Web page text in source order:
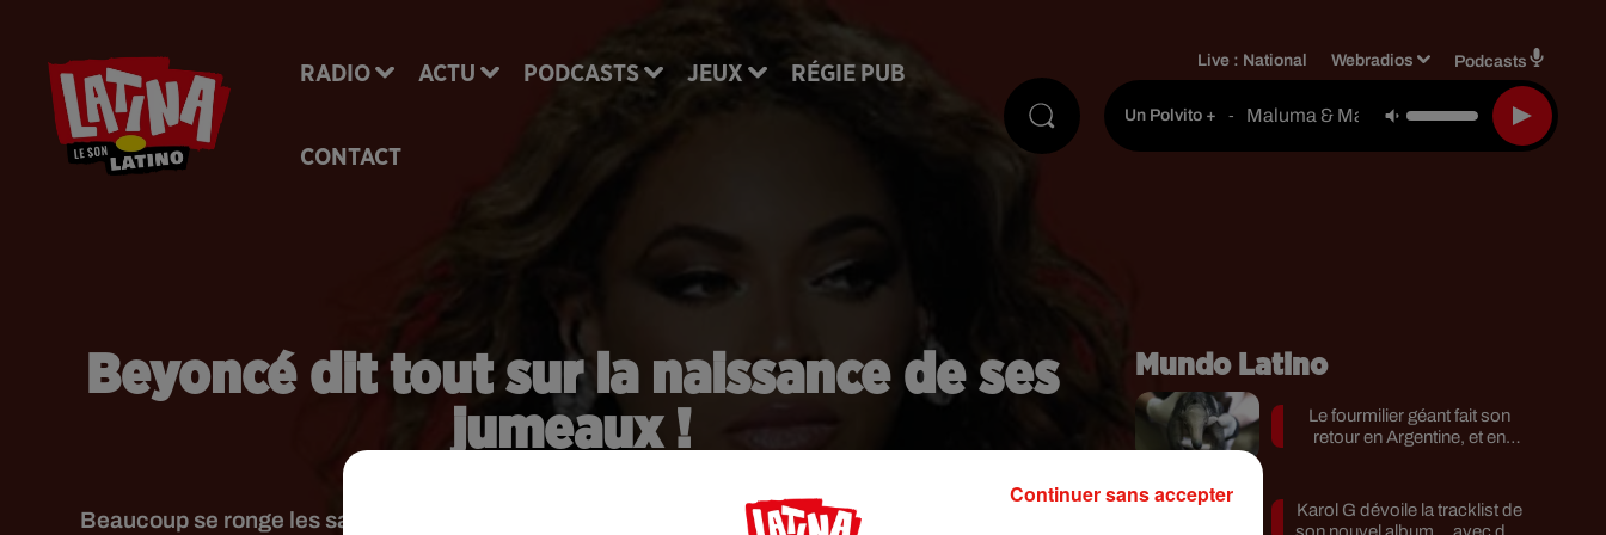
RADIO ACTU PODCASTS JEUX RÉGIE PUB
CONTACT
Live : National Webradios Podcasts
Un Polvito + - Maluma & Maisak
Beyoncé dit tout sur la naissance de ses
jumeaux !
Beaucoup se ronge les sangs depuis l'annonce de leur naissance, alors on vous dit tout sur les
Mundo Latino
Le fourmilier géant fait son
retour en Argentine, et en
Karol G dévoile la tracklist de
son nouvel album… avec des
Continuer sans accepter